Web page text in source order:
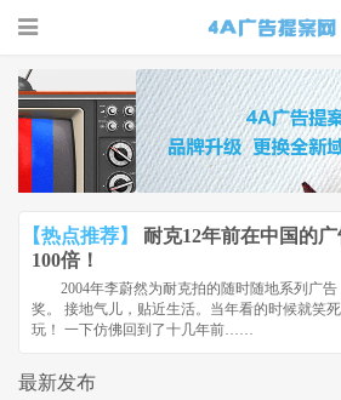
4A广告
提案网
广告小
| 广告
那点事
【热点推荐】
耐克12年前在中国的
100倍！
2004年李蔚然为耐克拍的随时随地系列广
奖。 接地气儿，贴近生活。当年看的时候就笑
玩！ 一下仿佛回到了十几年前……
最新发布